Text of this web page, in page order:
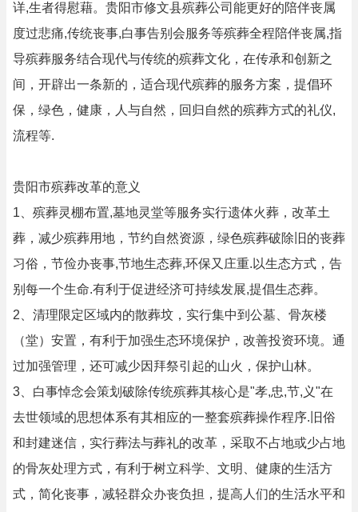
详,生者得慰藉。贵阳市修文县殡葬公司能更好的陪伴丧属
度过悲痛,传统丧事,白事告别会服务等殡葬全程陪伴丧属,指
导殡葬服务结合现代与传统的殡葬文化，在传承和创新之
间，开辟出一条新的，适合现代殡葬的服务方案，提倡环
保，绿色，健康，人与自然，回归自然的殡葬方式的礼仪,
流程等.
贵阳市殡葬改革的意义
1、殡葬灵棚布置,墓地灵堂等服务实行遗体火葬，改革土
葬，减少殡葬用地，节约自然资源，绿色殡葬破除旧的丧葬
习俗，节俭办丧事,节地生态葬,环保又庄重.以生态方式，告
别每一个生命.有利于促进经济可持续发展,提倡生态葬。
2、清理限定区域内的散葬坟，实行集中到公墓、骨灰楼
（堂）安置，有利于加强生态环境保护，改善投资环境。通
过加强管理，还可减少因拜祭引起的山火，保护山林。
3、白事悼念会策划破除传统殡葬其核心是"孝,忠,节,义"在
去世领域的思想体系有其相应的一整套殡葬操作程序.旧俗
和封建迷信，实行葬法与葬礼的改革，采取不占地或少占地
的骨灰处理方式，有利于树立科学、文明、健康的生活方
式，简化丧事，减轻群众办丧负担，提高人们的生活水平和